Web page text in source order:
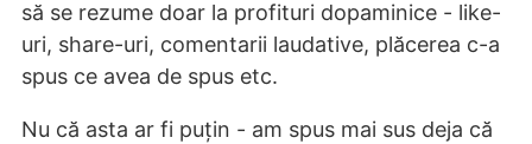
să se rezume doar la profituri dopaminice - like-
uri, share-uri, comentarii laudative, plăcerea c-a
spus ce avea de spus etc.
Nu că asta ar fi puțin - am spus mai sus deja că